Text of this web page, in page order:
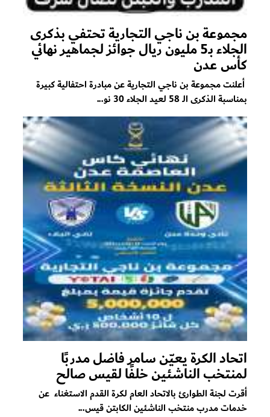
مجموعة بن ناجي التجارية تحتفي بذكرى
الجلاء بـ5 مليون ريال جوائز لجماهير نهائي
كأس عدن
أعلنت مجموعة بن ناجي التجارية عن مبادرة احتفالية كبيرة
بمناسبة الذكرى الـ 58 لعيد الجلاء 30 نو...
اتحاد الكرة يعيّن سامر فاضل مدربًا
لمنتخب الناشئين خلفًا لقيس صالح
أقرت لجنة الطوارئ بالاتحاد العام لكرة القدم الاستغناء عن
خدمات مدرب منتخب الناشئين الكابتن قيس...